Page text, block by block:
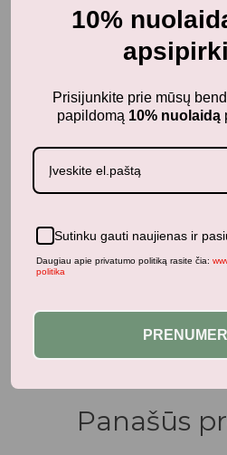
1-2
Panašūs
10%
Prisijunkite prie mūsų
papildomą 10% nuolaidą
Sutinku gauti naujienas ir
Daugiau apie privatumo politiką rasite čia:
politika